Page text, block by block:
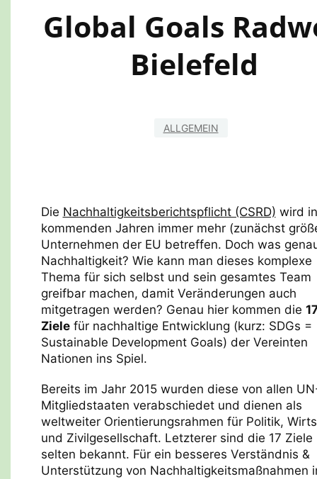
Global Goals
Bielefeld
ALLGEMEIN
Die Nachhaltigkeitsberichtspflicht (CSRD) wird
kommenden Jahren immer mehr (zunächst
Unternehmen der EU betreffen. Doch was
Nachhaltigkeit? Wie kann man dieses komplexe
Thema für sich selbst und sein gesamtes Team
greifbar machen, damit Veränderungen auch
mitgetragen werden? Genau hier kommen die
Zielefür nachhaltige Entwicklung (kurz: SDGs =
Sustainable Development Goals) der Vereinten
Nationen ins Spiel.
Bereits im Jahr 2015 wurden diese von allen
Mitgliedstaaten verabschiedet und dienen als
weltweiter Orientierungsrahmen für Politik,
und Zivilgesellschaft. Letzterer sind die 17 Ziele
selten bekannt. Für ein besseres Verständnis &
Unterstützung von Nachhaltigkeitsmaßnahmen